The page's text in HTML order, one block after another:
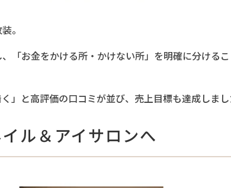
。
「お金をかける所・かけない所」を明確に分ける
」と高評価の口コミが並び、売上目標も達成しま
ル＆アイサロンへ